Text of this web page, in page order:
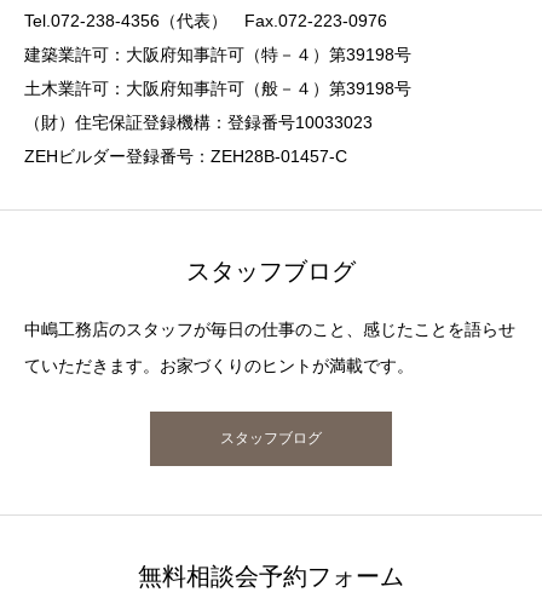
Tel.072-238-4356（代表） Fax.072-223-0976
建築業許可：大阪府知事許可（特－４）第39198号
土木業許可：大阪府知事許可（般－４）第39198号
（財）住宅保証登録機構：登録番号10033023
ZEHビルダー登録番号：ZEH28B-01457-C
スタッフブログ
中嶋工務店のスタッフが毎日の仕事のこと、感じたことを語らせ
ていただきます。お家づくりのヒントが満載です。
スタッフブログ
無料相談会予約フォーム